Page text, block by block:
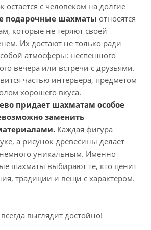
с человеком на долгие
подарочные шахматы относятся
которые не теряют своей
Их достают не только ради
атмосферы: неспешного
вечера или встречи с друзьями.
частью интерьера, предметом
хорошего вкуса.
придает шахматам особое
заменить
Каждая фигура
а рисунок древесины делает
уникальным. Именно
шахматы выбирают те, кто ценит
традиции и вещи с характером.
выглядит достойно!